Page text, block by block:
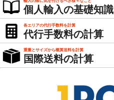
個人輸入の基礎知識
各エリアの代行手数料を計算
代行手数料の計算
重量とサイズから概算送料を計算
国際送料の計算